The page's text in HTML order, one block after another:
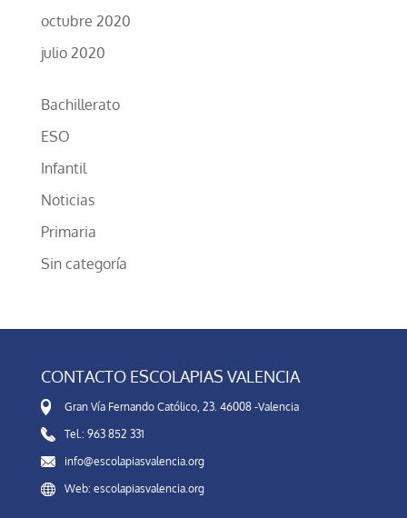
octubre 2020
julio 2020
Bachillerato
ESO
Infantil
Noticias
Primaria
Sin categoría
CONTACTO ESCOLAPIAS VALENCIA
Gran Vía Fernando Católico, 23. 46008 -Valencia
Tel.: 963 852 331
info@escolapiasvalencia.org
Web: escolapiasvalencia.org